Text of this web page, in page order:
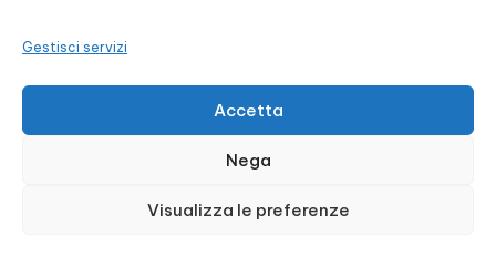
Gestisci servizi
Accetta
Nega
Visualizza le preferenze
del nostro team di risorse qualificate.
Codice Fiscale 00517960167 / Capitale Sociale 245.100 Euro /